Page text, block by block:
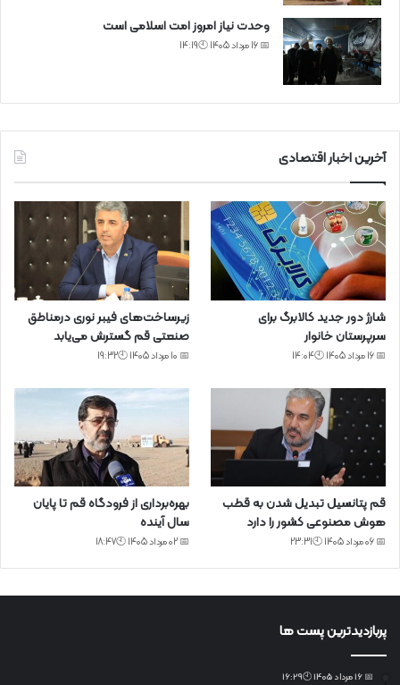
وحدت نیاز امروز امت اسلامی است
📅 16 مرداد 1405 🕙14:19
آخرین اخبار اقتصادی
شارژ دور جدید کالابرگ برای
سرپرستان خانوار
📅 16 مرداد 1405 🕙14:04
زیرساخت‌های فیبر نوری درمناطق
صنعتی قم گسترش می‌یابد
📅 10 مرداد 1405 🕙19:32
قم پتانسیل تبدیل شدن به قطب
هوش مصنوعی کشور را دارد
📅 06 مرداد 1405 🕙23:31
بهره‌برداری از فرودگاه قم تا پایان
سال آینده
📅 02 مرداد 1405 🕙18:47
پربازدیدترین پست ها
📅 16 مرداد 1405 🕙16:29